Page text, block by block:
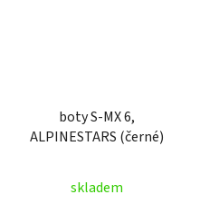
boty S-MX 6,
ALPINESTARS (černé)
skladem